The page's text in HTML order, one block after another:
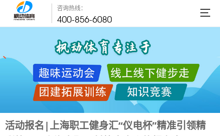
咨询热线：
400-856-6080
活动报名|上海职工健身汇“仪电杯”精准引领精